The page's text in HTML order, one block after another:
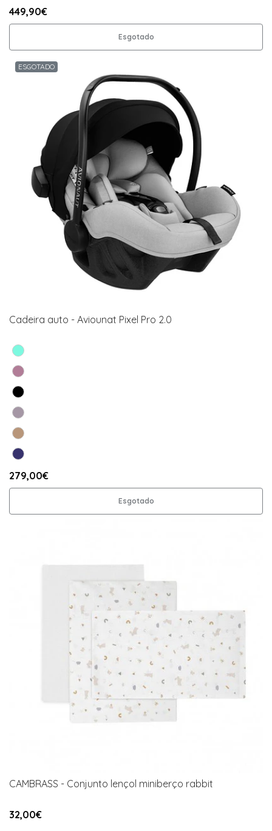
449,90€
Esgotado
ESGOTADO
Cadeira auto - Aviounat Pixel Pro 2.0
279,00€
Esgotado
CAMBRASS - Conjunto lençol miniberço rabbit
32,00€